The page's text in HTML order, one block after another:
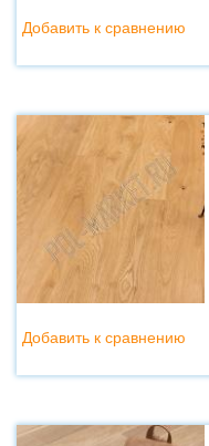
Добавить к сравнению
Добавить к сравнению